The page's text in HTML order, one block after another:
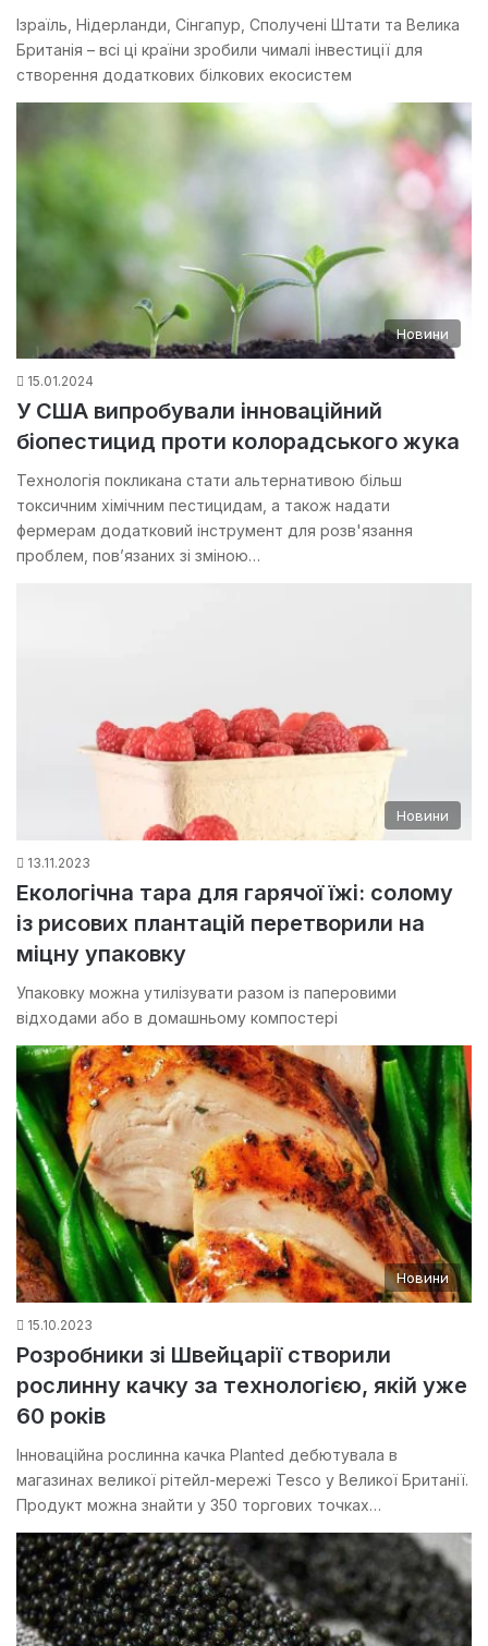
Ізраїль, Нідерланди, Сінгапур, Сполучені Штати та Велика
Британія – всі ці країни зробили чималі інвестиції для
створення додаткових білкових екосистем
Новини
15.01.2024
У США випробували інноваційний
біопестицид проти колорадського жука
Технологія покликана стати альтернативою більш
токсичним хімічним пестицидам, а також надати
фермерам додатковий інструмент для розв'язання
проблем, пов’язаних зі зміною…
Новини
13.11.2023
Екологічна тара для гарячої їжі: солому
із рисових плантацій перетворили на
міцну упаковку
Упаковку можна утилізувати разом із паперовими
відходами або в домашньому компостері
Новини
15.10.2023
Розробники зі Швейцарії створили
рослинну качку за технологією, якій уже
60 років
Інноваційна рослинна качка Planted дебютувала в
магазинах великої рітейл-мережі Tesco у Великої Британії.
Продукт можна знайти у 350 торгових точках…